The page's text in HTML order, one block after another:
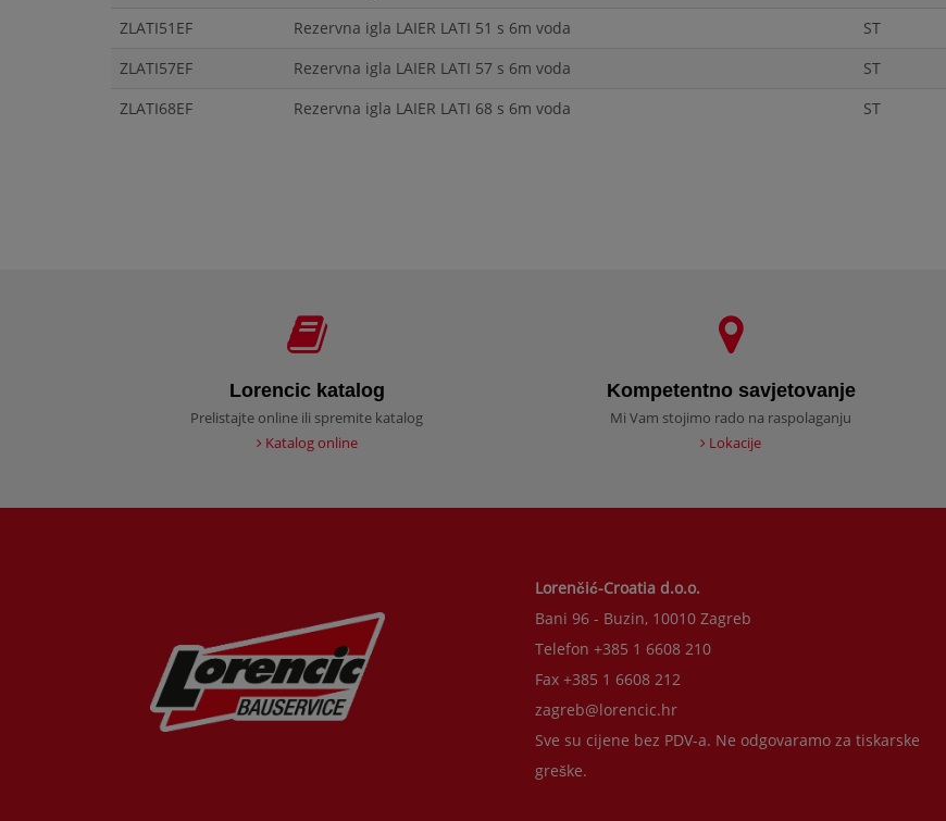
ZLATI51EF
Rezervna igla LAIER LATI 51 s 6m voda ST
ZLATI57EF
Rezervna igla LAIER LATI 57 s 6m voda ST
ZLATI68EF
Rezervna igla LAIER LATI 68 s 6m voda ST
Lorencic katalog
Prelistajte online ili spremite katalog
Katalog online
Kompetentno savjetovanje
Mi Vam stojimo rado na raspolaganju
Lokacije
Lorenčić-Croatia d.o.o.
Bani 96 - Buzin, 10010 Zagreb
Telefon +385 1 6608 210
Fax +385 1 6608 212
zagreb@lorencic.hr
Sve su cijene bez PDV-a. Ne odgovaramo za tiskarske
greške.